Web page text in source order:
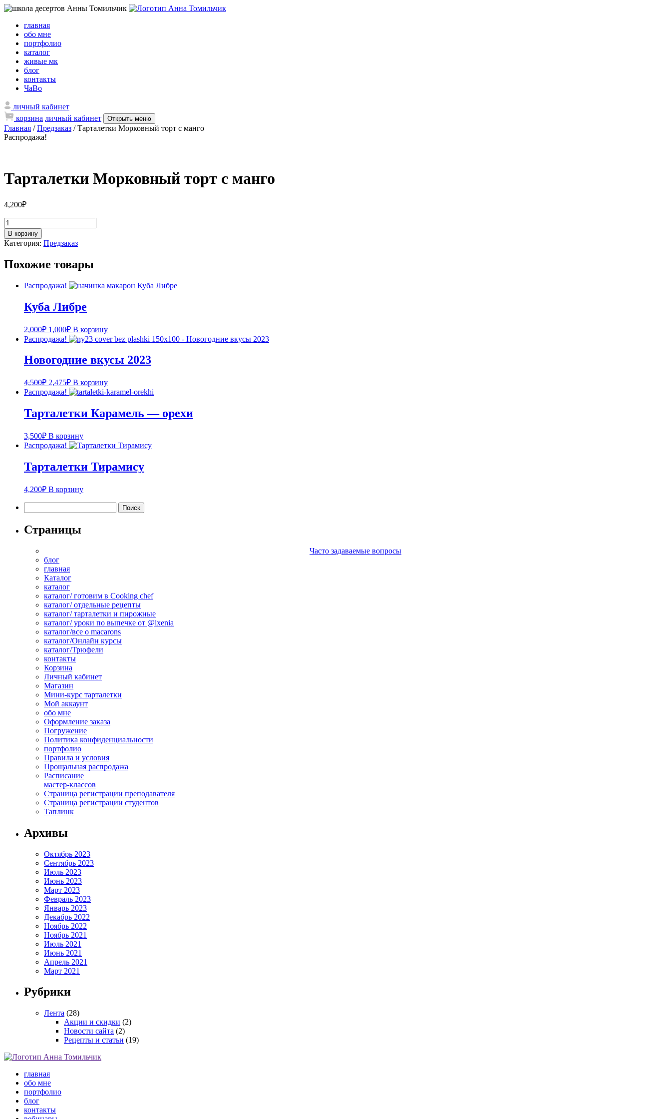
главная
обо мне
портфолио
каталог
живые мк
блог
контакты
ЧаВо
личный кабинет
корзина личный кабинет Открыть меню
Главная /Предзаказ / Тарталетки Морковный торт с манго
Распродажа!
Тарталетки Морковный торт с манго
4,200₽
Количество
товара
Тарталетки
Морковный
с
В корзину
Категория: Предзаказ
Похожие товары
Распродажа!
Куба Либре
2,000₽ 1,000₽ В корзину
Распродажа!
Новогодние вкусы 2023
4,500₽ 2,475₽ В корзину
Распродажа!
Тарталетки Карамель — орехи
3,500₽ В корзину
Распродажа!
Тарталетки Тирамису
4,200₽ В корзину
Страницы
Часто задаваемые вопросы
блог
главная
Каталог
каталог
каталог/ готовим в Cooking chef
каталог/ отдельные рецепты
каталог/ тарталетки и пирожные
каталог/ уроки по выпечке от @ixenia
каталог/все о macarons
каталог/Онлайн курсы
каталог/Трюфели
контакты
Корзина
Личный кабинет
Магазин
Мини-курс тарталетки
Мой аккаунт
обо мне
Оформление заказа
Погружение
Политика конфиденциальности
портфолио
Правила и условия
Прощальная распродажа
Расписание
мастер-классов
Страница регистрации преподавателя
Страница регистрации студентов
Таплинк
Архивы
Октябрь 2023
Сентябрь 2023
Июль 2023
Июнь 2023
Март 2023
Февраль 2023
Январь 2023
Декабрь 2022
Ноябрь 2022
Ноябрь 2021
Июль 2021
Июнь 2021
Апрель 2021
Март 2021
Рубрики
Лента (28)
Акции и скидки (2)
Новости сайта (2)
Рецепты и статьи (19)
главная
обо мне
портфолио
блог
контакты